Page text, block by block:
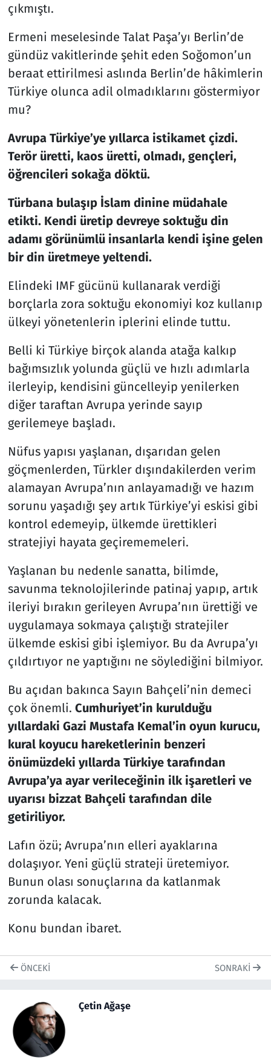
çıkmıştı.
Ermeni meselesinde Talat Paşa’yı Berlin’de
gündüz vakitlerinde şehit eden Soğomon’un
beraat ettirilmesi aslında Berlin’de hâkimlerin
Türkiye olunca adil olmadıklarını göstermiyor
mu?
Avrupa Türkiye’ye yıllarca istikamet çizdi.
Terör üretti, kaos üretti, olmadı, gençleri,
öğrencileri sokağa döktü.
Türbana bulaşıp İslam dinine müdahale
etikti. Kendi üretip devreye soktuğu din
adamı görünümlü insanlarla kendi işine gelen
bir din üretmeye yeltendi.
Elindeki IMF gücünü kullanarak verdiği
borçlarla zora soktuğu ekonomiyi koz kullanıp
ülkeyi yönetenlerin iplerini elinde tuttu.
Belli ki Türkiye birçok alanda atağa kalkıp
bağımsızlık yolunda güçlü ve hızlı adımlarla
ilerleyip, kendisini güncelleyip yenilerken
diğer taraftan Avrupa yerinde sayıp
gerilemeye başladı.
Nüfus yapısı yaşlanan, dışarıdan gelen
göçmenlerden, Türkler dışındakilerden verim
alamayan Avrupa’nın anlayamadığı ve hazım
sorunu yaşadığı şey artık Türkiye’yi eskisi gibi
kontrol edemeyip, ülkemde ürettikleri
stratejiyi hayata geçirememeleri.
Yaşlanan bu nedenle sanatta, bilimde,
savunma teknolojilerinde patinaj yapıp, artık
ileriyi bırakın gerileyen Avrupa’nın ürettiği ve
uygulamaya sokmaya çalıştığı stratejiler
ülkemde eskisi gibi işlemiyor. Bu da Avrupa’yı
çıldırtıyor ne yaptığını ne söylediğini bilmiyor.
Bu açıdan bakınca Sayın Bahçeli’nin demeci
çok önemli. Cumhuriyet’in kurulduğu
yıllardaki Gazi Mustafa Kemal’in oyun kurucu,
kural koyucu hareketlerinin benzeri
önümüzdeki yıllarda Türkiye tarafından
Avrupa’ya ayar verileceğinin ilk işaretleri ve
uyarısı bizzat Bahçeli tarafından dile
getiriliyor.
Lafın özü; Avrupa’nın elleri ayaklarına
dolaşıyor. Yeni güçlü strateji üretemiyor.
Bunun olası sonuçlarına da katlanmak
zorunda kalacak.
Konu bundan ibaret.
ÖNCEKI SONRAKI
Çetin Ağaşe